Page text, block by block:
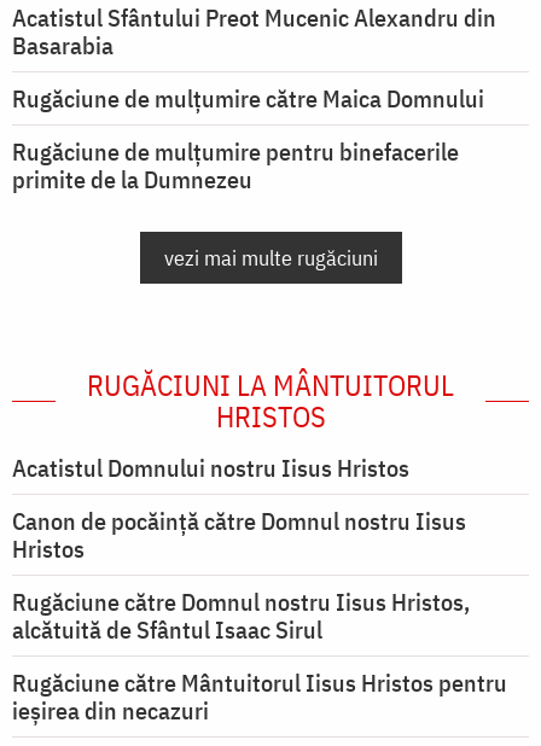
Acatistul Sfântului Preot Mucenic Alexandru din
Basarabia
Rugăciune de mulţumire către Maica Domnului
Rugăciune de mulțumire pentru binefacerile
primite de la Dumnezeu
vezi mai multe rugăciuni
RUGĂCIUNI LA MÂNTUITORUL
HRISTOS
Acatistul Domnului nostru Iisus Hristos
Canon de pocăință către Domnul nostru Iisus
Hristos
Rugăciune către Domnul nostru Iisus Hristos,
alcătuită de Sfântul Isaac Sirul
Rugăciune către Mântuitorul Iisus Hristos pentru
ieşirea din necazuri